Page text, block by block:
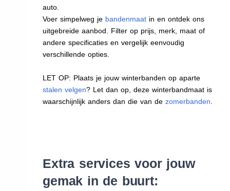
auto.
Voer simpelweg je bandenmaat in en ontdek ons
uitgebreide aanbod. Filter op prijs, merk, maat of
andere specificaties en vergelijk eenvoudig
verschillende opties.
LET OP: Plaats je jouw winterbanden op aparte
stalen velgen? Let dan op, deze winterbandmaat is
waarschijnlijk anders dan die van dezomerbanden
Extra services voor jouw
gemak in de buurt: